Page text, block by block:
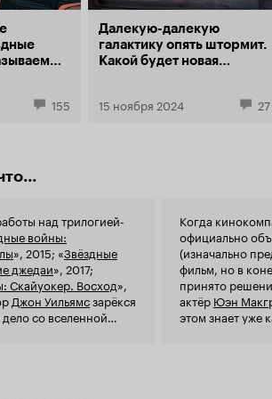
актерская
огород
сценарно
Развития
будем)
с тем
эпизодах, и
Ощущение,
серий (из
смело).
155
Далекую-далекую
галактику опять штормит.
Какой будет новая
15 ноября 2024 27
над трилогией-
войны:
», 2015; «Звёздные
джедаи», 2017;
Скайуокер. Восход»,
Джон Уильямс зарёкся
со вселенной
Когда
официально
(изначально
фильм, но в
принято
актёр Юэн
этом знает уже